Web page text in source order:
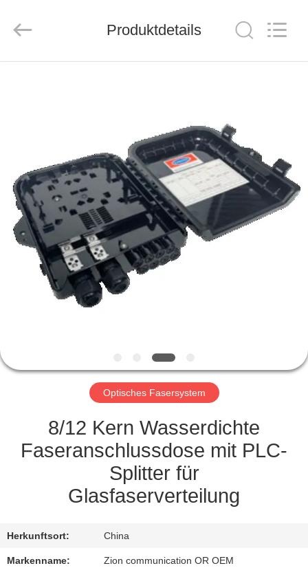
ÜBER
UNS
FABRIK-
AUSFLUG
QUALITÄTSKONTROLLE
SIE
MIT
VERBINDUNG
FORDERN
ZITAT
LTD.
Produktdetails
Optisches Fasersystem
8/12 Kern Wasserdichte
Faseranschlussdose mit PLC-
Splitter für
Glasfaserverteilung
Herkunftsort: China
Markenname: Zion communication OR OEM